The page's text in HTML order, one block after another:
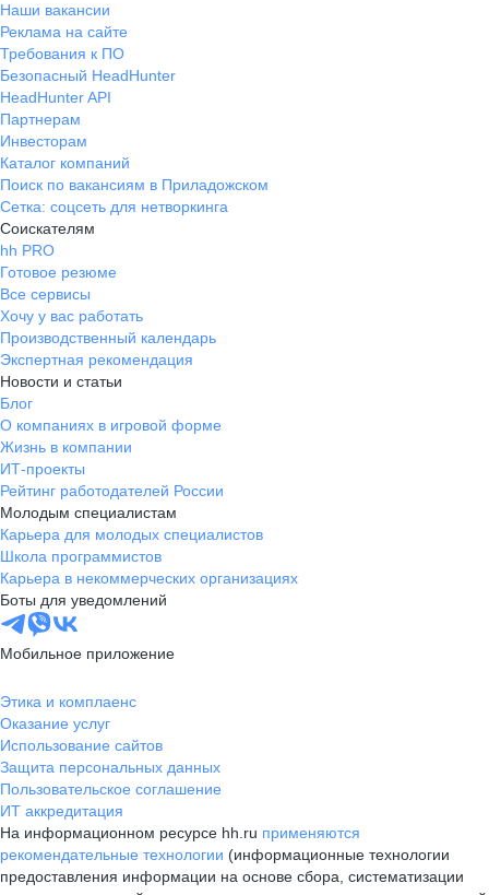
Наши вакансии
Реклама на сайте
Требования к ПО
Безопасный HeadHunter
HeadHunter API
Партнерам
Инвесторам
Каталог компаний
Поиск по вакансиям в Приладожском
Сетка: соцсеть для нетворкинга
Соискателям
hh PRO
Готовое резюме
Все сервисы
Хочу у вас работать
Производственный календарь
Экспертная рекомендация
Новости и статьи
Блог
О компаниях в игровой форме
Жизнь в компании
ИТ-проекты
Рейтинг работодателей России
Молодым специалистам
Карьера для молодых специалистов
Школа программистов
Карьера в некоммерческих организациях
Боты для уведомлений
Мобильное приложение
Этика и комплаенс
Оказание услуг
Использование сайтов
Защита персональных данных
Пользовательское соглашение
ИТ аккредитация
На информационном ресурсе hh.ru применяются
рекомендательные технологии (информационные технологии
предоставления информации на основе сбора, систематизации